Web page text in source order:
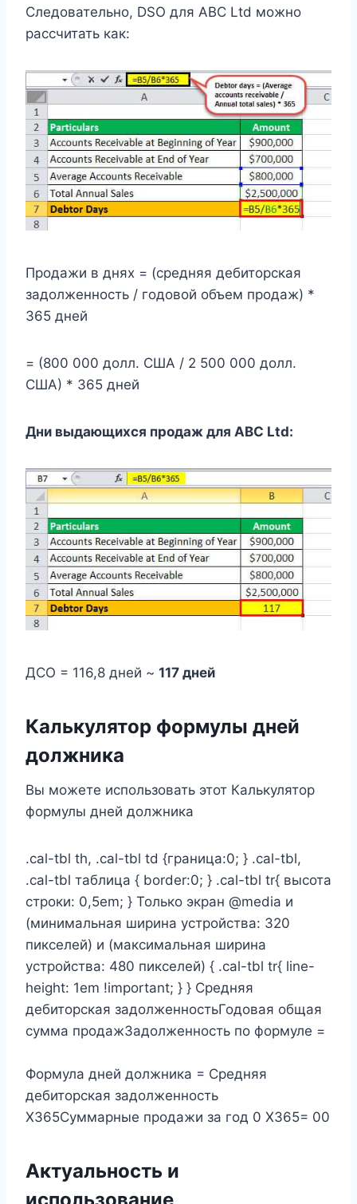
Следовательно, DSO для ABC Ltd можно
рассчитать как:
Продажи в днях = (средняя дебиторская
задолженность / годовой объем продаж) *
365 дней
= (800 000 долл. США / 2 500 000 долл.
США) * 365 дней
Дни выдающихся продаж для ABC Ltd:
ДСО = 116,8 дней ~ 117 дней
Калькулятор формулы дней
должника
Вы можете использовать этот Калькулятор
формулы дней должника
.cal-tbl th, .cal-tbl td {граница:0; } .cal-tbl,
.cal-tbl таблица { border:0; } .cal-tbl tr{ высота
строки: 0,5em; } Только экран @media и
(минимальная ширина устройства: 320
пикселей) и (максимальная ширина
устройства: 480 пикселей) { .cal-tbl tr{ line-
height: 1em !important; } } Средняя
дебиторская задолженностьГодовая общая
сумма продажЗадолженность по формуле =
Формула дней должника = Средняя
дебиторская задолженность
X365Суммарные продажи за год 0 X365= 00
Актуальность и